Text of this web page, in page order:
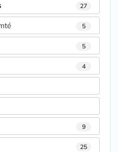
27
5
5
4
9
25